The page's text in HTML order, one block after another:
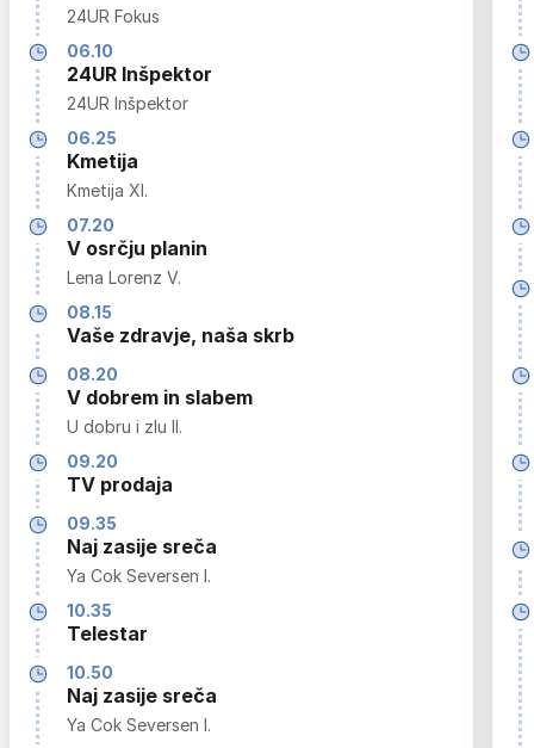
24UR Fokus
06.10
24UR Inšpektor
24UR Inšpektor
06.25
Kmetija
Kmetija XI.
07.20
V osrčju planin
Lena Lorenz V.
08.15
Vaše zdravje, naša skrb
08.20
V dobrem in slabem
U dobru i zlu II.
09.20
TV prodaja
09.35
Naj zasije sreča
Ya Cok Seversen I.
10.35
Telestar
10.50
Naj zasije sreča
Ya Cok Seversen I.